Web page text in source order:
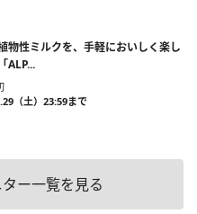
物性ミルクを、手軽においしく楽し
ALP...
（土）23:59まで
ー一覧を見る